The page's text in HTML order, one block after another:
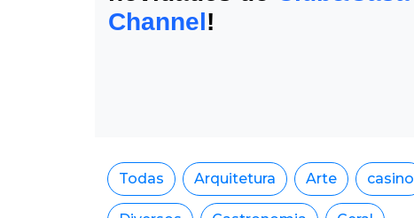
Channel!
Todas Arquitetura Arte casino